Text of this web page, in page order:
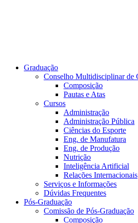
Graduação
Conselho Multidisciplinar de
Composição
Pautas e Atas
Cursos
Administração
Administração Pública
Ciências do Esporte
Eng. de Manufatura
Eng. de Produção
Nutrição
Inteligência Artificial
Relações Internacionais
Serviços e Informações
Dúvidas Frequentes
Pós-Graduação
Comissão de Pós-Graduação
Composição